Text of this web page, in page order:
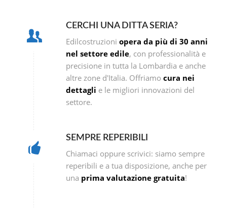
CERCHI UNA DITTA SERIA?
Edilcostruzioni opera da più di 30 anni
nel settore edile, con professionalità e
precisione in tutta la Lombardia e anche
altre zone d'Italia. Offriamo cura nei
dettagli e le migliori innovazioni del
settore.
SEMPRE REPERIBILI
Chiamaci oppure scrivici: siamo sempre
reperibili e a tua disposizione, anche per
una prima valutazione gratuita!